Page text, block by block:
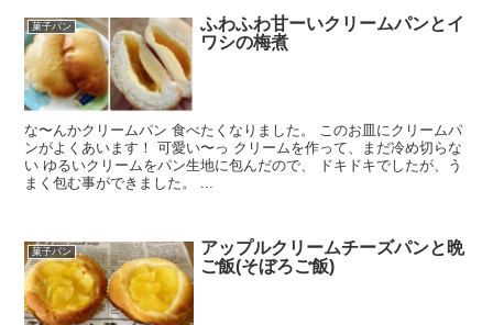
菓子パン
ふわふわ甘ーいクリームパンとイ
ワシの梅煮
な〜んかクリームパン 食べたくなりました。 このお皿にクリームパ
ンがよくあいます！ 可愛い〜っ クリームを作って、まだ冷め切らな
い ゆるいクリームをパン生地に包んだので、 ドキドキでしたが、う
まく包む事ができました。 ...
菓子パン
アップルクリームチーズパンと晩
ご飯(そぼろご飯)